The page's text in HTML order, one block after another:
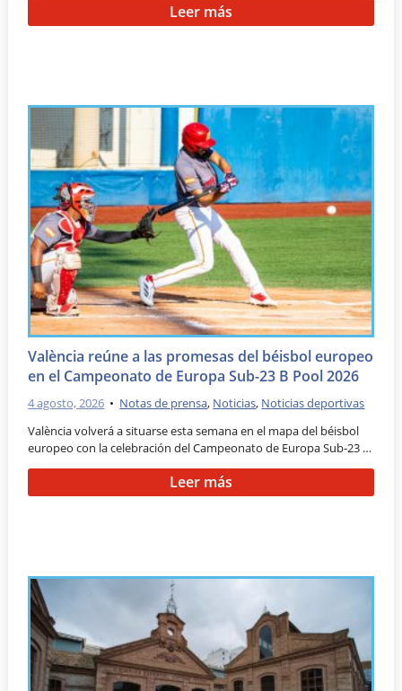
Leer más
València reúne a las promesas del béisbol europeo
en el Campeonato de Europa Sub-23 B Pool 2026
4 agosto, 2026 • Notas de prensa, Noticias, Noticias deportivas
València volverá a situarse esta semana en el mapa del béisbol
europeo con la celebración del Campeonato de Europa Sub-23 …
Leer más